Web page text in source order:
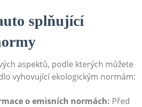
splňující
aspektů, podle ‍kterých můžete
vyhovující ekologickým ⁣normám:
o emisních normách: Před